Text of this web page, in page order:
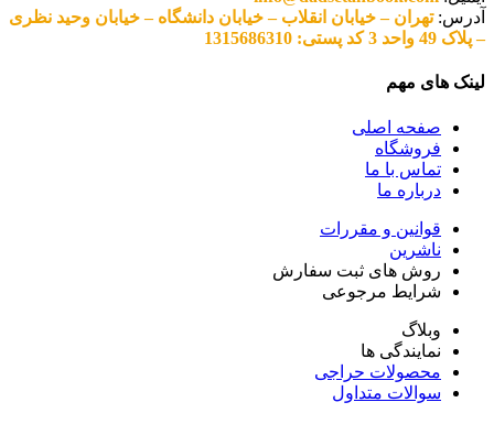
آدرس:تهران – خیابان انقلاب – خیابان دانشگاه – خیابان وحید نظری
– پلاک 49 واحد 3 کد پستی: 1315686310
لینک های مهم
صفحه اصلی
فروشگاه
تماس با ما
درباره ما
قوانین و مقررات
ناشرین
روش های ثبت سفارش
شرایط مرجوعی
وبلاگ
نمایندگی ها
محصولات حراجی
سوالات متداول